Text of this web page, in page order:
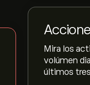
Mira los
volúmen
últimos